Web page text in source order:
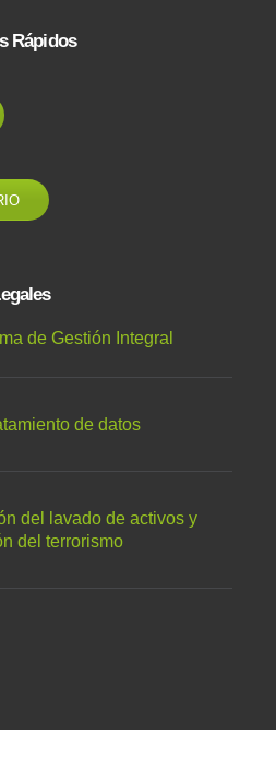
Rápidos
de Gestión Integral
de datos
del lavado de activos y
del terrorismo